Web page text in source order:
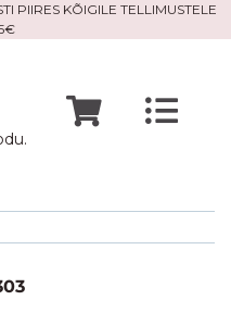
PIIRES KÕIGILE TELLIMUSTELE
Mine